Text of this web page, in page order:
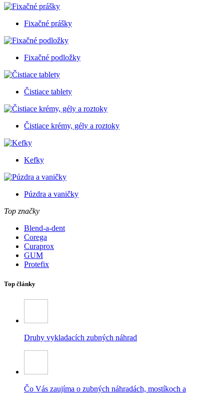
Fixačné prášky
Fixačné podložky
Čistiace tablety
Čistiace krémy, gély a roztoky
Kefky
Púzdra a vaničky
Top značky
Blend-a-dent
Corega
Curaprox
GUM
Protefix
Top články
Druhy vykladacích zubných náhrad
Čo Vás zaujíma o zubných náhradách, mostíkoch a